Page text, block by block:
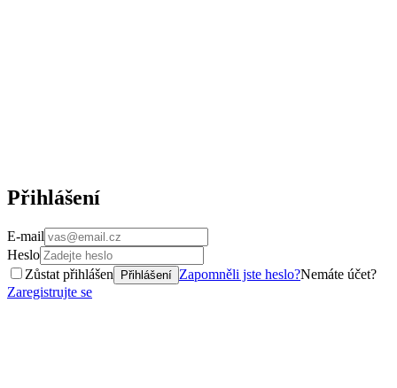
Přihlášení
E-mail
Heslo
Zůstat přihlášen
Přihlášení Zapomněli jste heslo?Nemáte účet?
Zaregistrujte se